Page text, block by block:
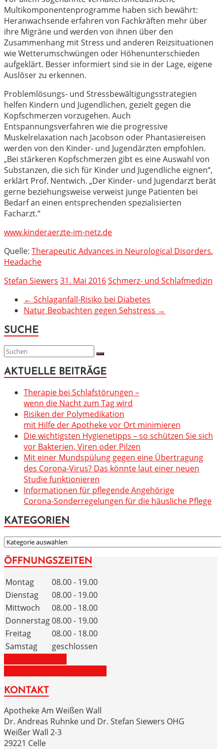
Multikomponentenprogramme haben sich bewährt:
Heranwachsende erfahren von Fachkräften mehr über
ihre Migräne und werden von ihnen über den
Zusammenhang mit Stress und anderen Reizsituationen
wie Wetterumschwüngen oder Höhenunterschieden
aufgeklärt. Besser informiert sind sie in der Lage, eigene
Auslöser zu erkennen.
Problemlösungs- und Stressbewältigungsstrategien
helfen Kindern und Jugendlichen, gezielt gegen die
Kopfschmerzen vorzugehen. Auch
Entspannungsverfahren wie die progressive
Muskelrelaxation nach Jacobson oder Phantasiereisen
werden von den Kinder- und Jugendärzten empfohlen.
„Bei stärkeren Kopfschmerzen gibt es eine Auswahl von
Substanzen, die sich für Kinder und Jugendliche eignen“,
erklärt Prof. Nentwich. „Der Kinder- und Jugendarzt berät
gerne beziehungsweise verweist junge Patienten bei
Bedarf an einen entsprechenden spezialisierten
Facharzt.“
www.kinderaerzte-im-netz.de
Quelle: Therapeutic Advances in Neurological Disorders,
Headache
Stefan Siewers 31. Mai 2016Schmerz- und Schlafmedizin
← Schlaganfall-Risiko bei Diabetes
Natur Beobachten gegen Sehstress →
SUCHE
AKTUELLE BEITRÄGE
Therapie bei Schlafstörungen –
wenn die Nacht zum Tag wird
Risiken der Polymedikation
mit Hilfe der Apotheke vor Ort minimieren
Die wichtigsten Hygienetipps – so schützen Sie sich
vor Bakterien, Viren oder Pilzen
Mit einer Mundspülung gegen eine Übertragung
des Corona-Virus? Das könnte laut einer neuen
Studie funktionieren
Informationen für pflegende Angehörige
Corona-Sonderregelungen für die häusliche Pflege
KATEGORIEN
KATEGORIEN
ÖFFNUNGSZEITEN
Montag
08.00 - 19.00
Dienstag
08.00 - 19.00
Mittwoch
08.00 - 18.00
Donnerstag08.00 - 19.00
Freitag
08.00 - 18.00
Samstag
geschlossen
KONTAKT
Apotheke Am Weißen Wall
Dr. Andreas Ruhnke und Dr. Stefan Siewers OHG
Weißer Wall 2-3
29221 Celle